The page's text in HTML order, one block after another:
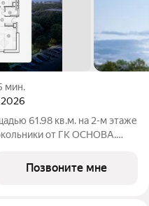
мин.
2026
61.98 кв.м. на 2-м этаже
от ГК ОСНОВА.
Сокольники.
на
Позвоните мне